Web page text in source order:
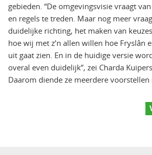
gebieden. “De omgevingsvisie vraagt
en regels te treden. Maar nog meer
duidelijke richting, het maken van
hoe wij met z’n allen willen hoe Fryslân
uit gaat zien. En in de huidige versie
overal even duidelijk”, zei Charda
Daarom diende ze meerdere voorstellen